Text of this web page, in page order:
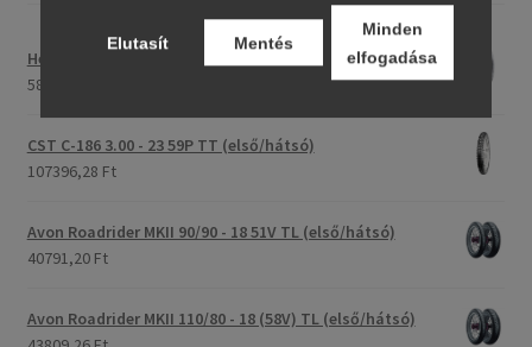
Heidenau 5.00 - 16 76P P29 TT
58243,46 Ft
CST C-186 3.00 - 23 59P TT (első/hátsó)
107396,28 Ft
Avon Roadrider MKII 90/90 - 18 51V TL (első/hátsó)
40791,20 Ft
Avon Roadrider MKII 110/80 - 18 (58V) TL (első/hátsó)
Elutasít Mentés
Minden
elfogadása